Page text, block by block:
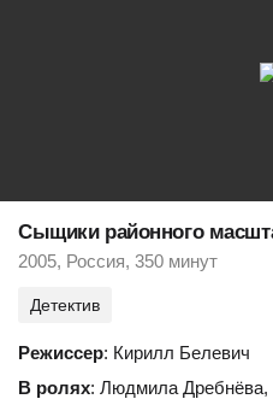
Сыщики районного
2005, Россия, 350 минут
Детектив
Режиссер: Кирилл Белевич
В ролях: Людмила